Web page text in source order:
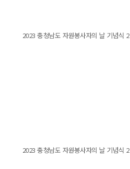
2023 충청남도 자원봉사자의 날 기념식 2
2023 충청남도 자원봉사자의 날 기념식 2